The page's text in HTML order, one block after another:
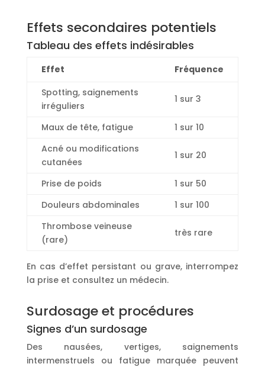
Effets secondaires potentiels
Tableau des effets indésirables
Effet
Fréquence
Spotting, saignements
irréguliers
1 sur 3
Maux de tête, fatigue
1 sur 10
Acné ou modifications
cutanées
1 sur 20
Prise de poids
1 sur 50
Douleurs abdominales
1 sur 100
Thrombose veineuse
(rare)
très rare
En cas d’effet persistant ou grave, interrompez
la prise et consultez un médecin.
Surdosage et procédures
Signes d’un surdosage
Des nausées, vertiges, saignements
intermenstruels ou fatigue marquée peuvent